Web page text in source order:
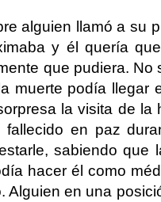
alguien llamó a su
y él quería
que pudiera.
muerte podía llegar
la visita de
fallecido en paz
sabiendo que
hacer él como
Alguien en una